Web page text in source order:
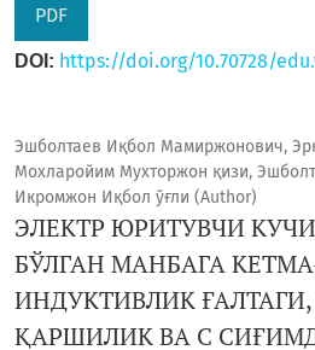
PDF
DOI: https://doi.org/10.70728/
Эшболтаев Иқбол Мамиржонович,
Мохларойим Мухторжон қизи,
Икромжон Иқбол ўғли (Author)
ЭЛЕКТР ЮРИТУВЧИ КУЧИ
БЎЛГАН МАНБАГА
ИНДУКТИВЛИК
ҚАРШИЛИК ВА C